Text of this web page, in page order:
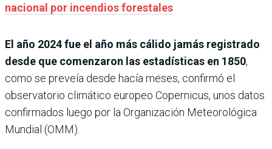
nacional por incendios forestales
El año 2024 fue el año más cálido jamás registrado
desde que comenzaron las estadísticas en 1850,
como se preveía desde hacía meses, confirmó el
observatorio climático europeo Copernicus, unos datos
confirmados luego por la Organización Meteorológica
Mundial (OMM).